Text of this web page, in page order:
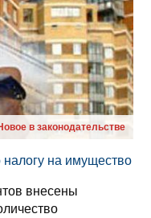
в законодательстве
на­ло­гу на иму­щес­тво
внесены